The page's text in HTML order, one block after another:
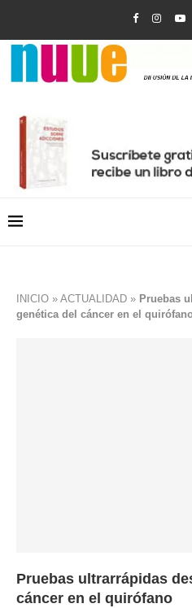
INICIO » ACTUALIDAD » Pruebas
genética del cáncer en el
Pruebas ultrarrápidas
cáncer en el quirófano